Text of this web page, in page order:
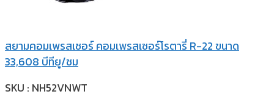
สยามคอมเพรสเซอร์ คอมเพรสเซอร์โรตารี่ R-22 ขนาด
33,608 บีทียู/ชม
SKU : NH52VNWT